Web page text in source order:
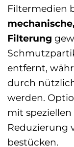
Filtermedien
Filterung
entfernt,
durch
werden.
mit
Reduzierung
bestücken.